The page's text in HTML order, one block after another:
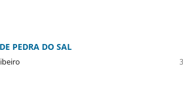
PEDRA DO SAL